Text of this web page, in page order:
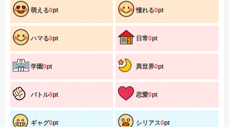
萌える0pt 憧れる0pt
ハマる0pt 日常0pt
学園0pt 異世界0pt
バトル0pt 恋愛0pt
ギャグ0pt シリアス0pt